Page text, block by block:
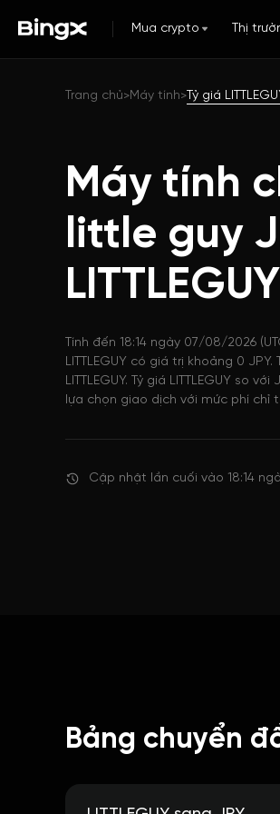
Mua crypto Thị
Trang chủ>Máy tính> Tỷ giá
Máy tính
little guy
Tính đến 18:14 ngày 07/08/2026
LITTLEGUY có giá trị khoảng 0
LITTLEGUY. Tỷ giá LITTLEGUY so
lựa chọn giao dịch với mức phí chỉ
Cập nhật lần cuối vào 18:14
Bảng chuyển